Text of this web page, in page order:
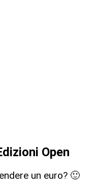
Open
un euro? 🙂